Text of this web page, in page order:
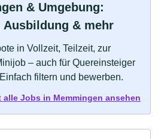
& Umgebung:
& mehr
in Vollzeit, Teilzeit, zur
– auch für Quereinsteiger
filtern und bewerben.
alle Jobs in Memmingen ansehen